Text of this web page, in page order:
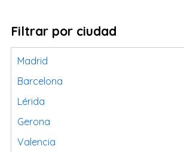
Filtrar por ciudad
Madrid
Barcelona
Lérida
Gerona
Valencia